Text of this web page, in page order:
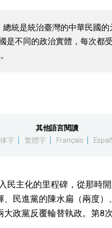
統是統治臺灣的中華民國
是不同的政治實體，每次都
其他語言閱讀
字 繁體字 Français
民主化的里程碑，從那時
民進黨的陳水扁（兩度）
政黨反覆輪替執政。第8